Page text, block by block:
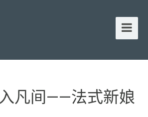
凡间——法式新娘